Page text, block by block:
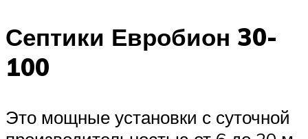
Септики Евробион 30-
100
Это мощные установки с суточной